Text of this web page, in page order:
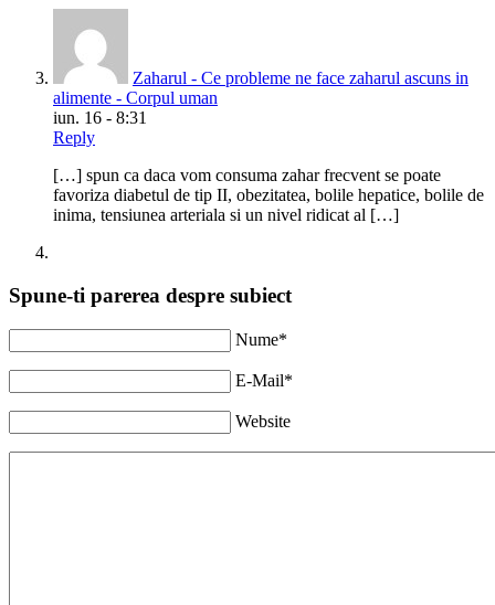
Zaharul - Ce probleme ne face zaharul ascuns in
alimente - Corpul uman
iun. 16 - 8:31
Reply
[…] spun ca daca vom consuma zahar frecvent se poate
favoriza diabetul de tip II, obezitatea, bolile hepatice, bolile de
inima, tensiunea arteriala si un nivel ridicat al […]
Spune-ti parerea despre subiect
Nume*
E-Mail*
Website